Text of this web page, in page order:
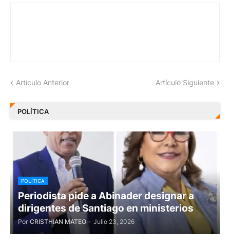
Artículo Anterior Artículo Siguiente
POLÍTICA
POLÍTICA
Periodista pide a Abinader designar a
dirigentes de Santiago en ministerios
Por CRISTHIAN MATEO - Julio 23, 2026